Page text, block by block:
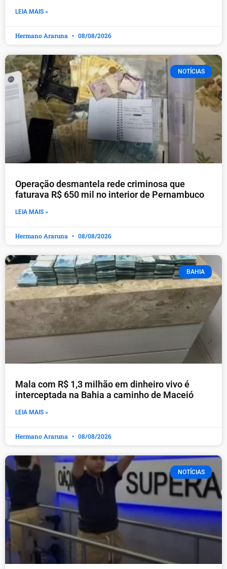
LEIA MAIS »
Hermano Araruna 08/08/2026
NOTÍCIAS
Operação desmantela rede criminosa que
faturava R$ 650 mil no interior de Pernambuco
LEIA MAIS »
Hermano Araruna 08/08/2026
BAHIA
Mala com R$ 1,3 milhão em dinheiro vivo é
interceptada na Bahia a caminho de Maceió
LEIA MAIS »
Hermano Araruna 08/08/2026
NOTÍCIAS